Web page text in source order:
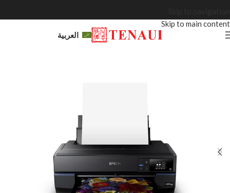
Skip to main content
العربية